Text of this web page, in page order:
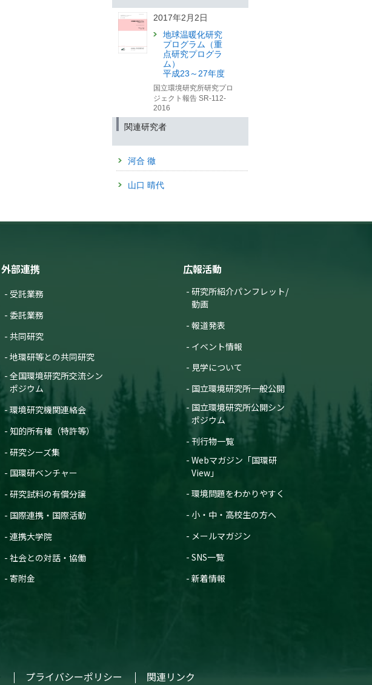
高齢化と気候変動が救急医
療体制に及ぼす将来的影響
日本で初めて統合的に予
測・評価
〜長崎大学・東京大学・国
立環境研究所の共同研究に
より、日本全国を対象に
2099年までの救急搬送需要
を推計〜
（筑波研究学園都市記者会、環境省記
者クラブ、環境記者会、文部科学記者
2025年9月8日
温暖化による春の早まりは
高山帯の紅葉の色づきを弱
くする
「温室効果ガスの大きな排
る？」記事を公開しました
【国環研View LITE】
「渦」で捉える
者クラブ、環境記者会、京都大学記者
クラブ、⽂部科学記者会、科学記者会
2025年7月31日
「＃適応しよう」キャンペ
—地球沸騰化時代に快適に
暮らすための行動「適応セ
影響にそなえるために必要
（筑波研究学園都市記者会、環境省記
「2つのセンサを託してロケ
ット打上げ GOSAT-GW、
ついに宇宙へ」記事を公開
【国環研View LITE】
しました【国環研View
DEEP】
2025年7月9日
「「今年、ヒバリはいつ鳴
いた？」—“季節のズレ”を追
は？」記事を公開しました
【国環研View LITE】
2025年5月7日
気候変動と生物のリズムを
見つめて」記事を公開しま
した【国環研View DEEP】
2025年2月28日
2017年2月2日
地球温暖化研究
プログラム（重
点研究プログラ
ム）
平成23～27年度
国立環境研究所研究プロ
ジェクト報告 SR-112-
2016
関連研究者
河合 徹
山口 晴代
外部連携
受託業務
委託業務
共同研究
地環研等との共同研究
全国環境研究所交流シン
ポジウム
環境研究機関連絡会
知的所有権（特許等）
研究シーズ集
国環研ベンチャー
研究試料の有償分譲
国際連携・国際活動
連携大学院
社会との対話・協働
寄附金
広報活動
研究所紹介パンフレット/
動画
報道発表
イベント情報
見学について
国立環境研究所一般公開
国立環境研究所公開シン
ポジウム
刊行物一覧
Webマガジン「国環研
View」
環境問題をわかりやすく
小・中・高校生の方へ
メールマガジン
SNS一覧
新着情報
プライバシーポリシー 関連リンク